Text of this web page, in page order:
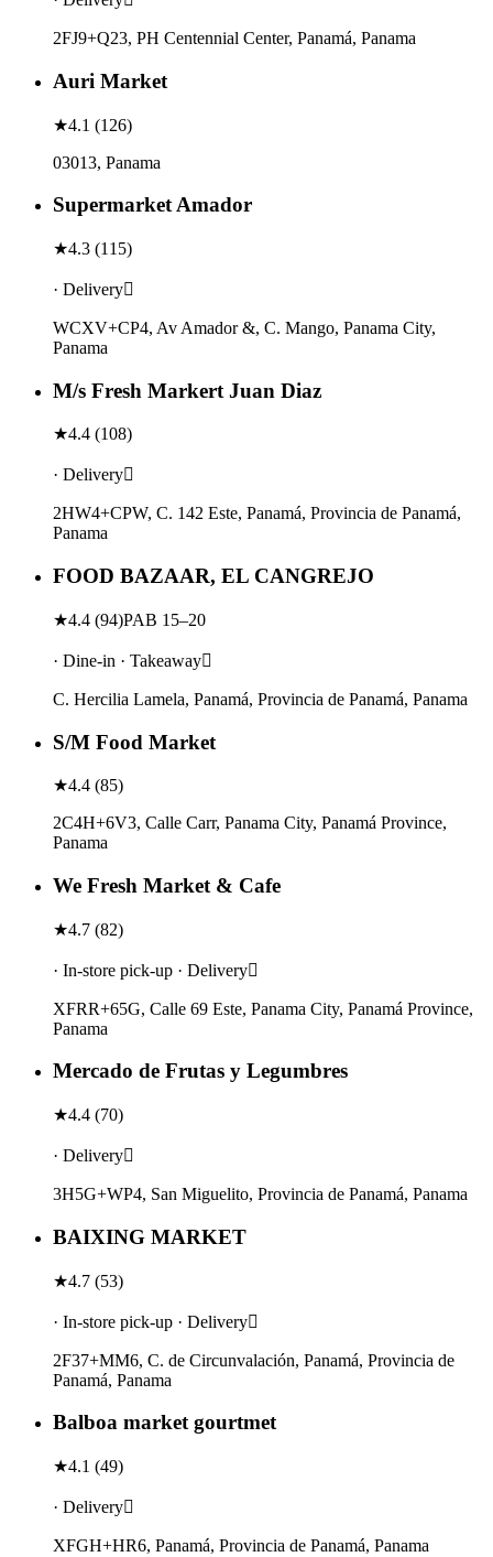
2FJ9+Q23, PH Centennial Center, Panamá, Panama
Auri Market
★4.1 (126)
03013, Panama
Supermarket Amador
★4.3 (115)
· Delivery
WCXV+CP4, Av Amador &, C. Mango, Panama City,
Panama
M/s Fresh Markert Juan Diaz
★4.4 (108)
· Delivery
2HW4+CPW, C. 142 Este, Panamá, Provincia de Panamá,
Panama
FOOD BAZAAR, EL CANGREJO
★4.4 (94)PAB 15–20
· Dine-in · Takeaway
C. Hercilia Lamela, Panamá, Provincia de Panamá, Panama
S/M Food Market
★4.4 (85)
2C4H+6V3, Calle Carr, Panama City, Panamá Province,
Panama
We Fresh Market & Cafe
★4.7 (82)
· In-store pick-up · Delivery
XFRR+65G, Calle 69 Este, Panama City, Panamá Province,
Panama
Mercado de Frutas y Legumbres
★4.4 (70)
· Delivery
3H5G+WP4, San Miguelito, Provincia de Panamá, Panama
BAIXING MARKET
★4.7 (53)
· In-store pick-up · Delivery
2F37+MM6, C. de Circunvalación, Panamá, Provincia de
Panamá, Panama
Balboa market gourtmet
★4.1 (49)
· Delivery
XFGH+HR6, Panamá, Provincia de Panamá, Panama